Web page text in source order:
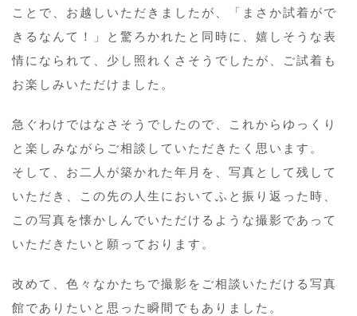
ことで、お越しいただきましたが、「まさか試着がで
きるなんて！」と驚ろかれたと同時に、嬉しそうな表
情になられて、少し照れくさそうでしたが、ご試着も
お楽しみいただけました。
急ぐわけではなさそうでしたので、これからゆっくり
と楽しみながらご相談していただきたく思います。
そして、お二人が築かれた年月を、写真として残して
いただき、この先の人生においてふと振り返った時、
この写真を懐かしんでいただけるような撮影であって
いただきたいと願っております。
改めて、色々なかたちで撮影をご相談いただける写真
館でありたいと思った瞬間でもありました。